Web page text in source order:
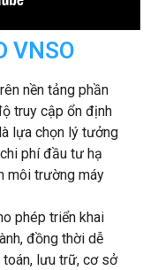
VNSO
nền tảng phần
truy cập ổn định
lựa chọn lý tưởng
phí đầu tư hạ
môi trường máy
phép triển khai
đồng thời dễ
lưu trữ, cơ sở